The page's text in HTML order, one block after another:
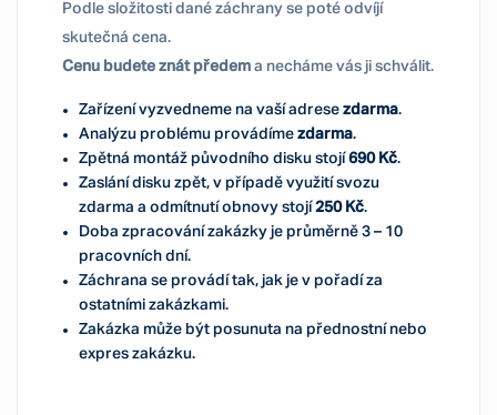
Podle složitosti dané záchrany se poté odvíjí
skutečná cena.
Cenu budete znát předem a necháme vás ji schválit.
Zařízení vyzvedneme na vaší adrese zdarma.
Analýzu problému provádíme zdarma.
Zpětná montáž původního disku stojí 690 Kč.
Zaslání disku zpět, v případě využití svozu
zdarma a odmítnutí obnovy stojí 250 Kč.
Doba zpracování zakázky je průměrně 3 – 10
pracovních dní.
Záchrana se provádí tak, jak je v pořadí za
ostatními zakázkami.
Zakázka může být posunuta na přednostní nebo
expres zakázku.